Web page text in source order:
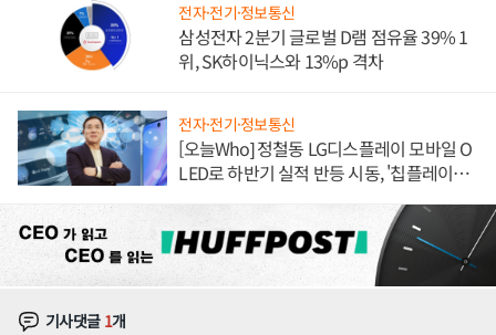
전자·전기·정보통신
삼성전자 2분기 글로벌 D램 점유율 39% 1
위, SK하이닉스와 13%p 격차
전자·전기·정보통신
[오늘Who] 정철동 LG디스플레이 모바일 O
LED로 하반기 실적 반등 시동, '칩플레이
기사댓글 1개